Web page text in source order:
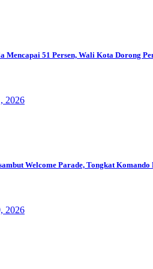
Mencapai 51 Persen, Wali Kota Dorong
2026
Welcome Parade, Tongkat
2026